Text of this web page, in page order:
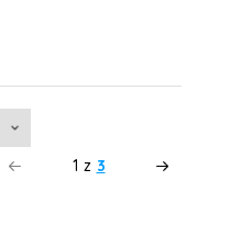
1 z 3